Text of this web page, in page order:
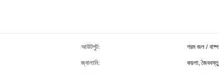
আউটপুট:
গরম জল / বাষ্প
জ্বালানি:
কয়লা, জৈববস্তু